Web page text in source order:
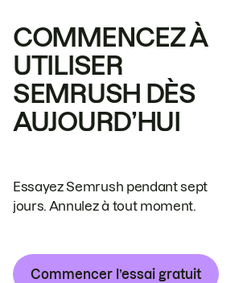
COMMENCEZ À
UTILISER
SEMRUSH DÈS
AUJOURD’HUI
Essayez Semrush pendant sept
jours. Annulez à tout moment.
Commencer l’essai gratuit